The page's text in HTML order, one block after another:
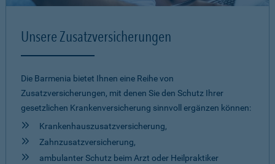
Unsere Zusatzversicherungen
Die Barmenia bietet Ihnen eine Reihe von
Zusatzversicherungen, mit denen Sie den Schutz Ihrer
gesetzlichen Krankenversicherung sinnvoll ergänzen können:
Krankenhauszusatzversicherung,
Zahnzusatzversicherung,
ambulanter Schutz beim Arzt oder Heilpraktiker